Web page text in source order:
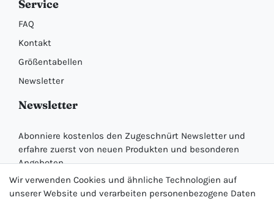
Service
FAQ
Kontakt
Größentabellen
Newsletter
Newsletter
Abonniere kostenlos den Zugeschnürt Newsletter und
erfahre zuerst von neuen Produkten und besonderen
Angeboten.
Wir verwenden Cookies und ähnliche Technologien auf
unserer Website und verarbeiten personenbezogene Daten